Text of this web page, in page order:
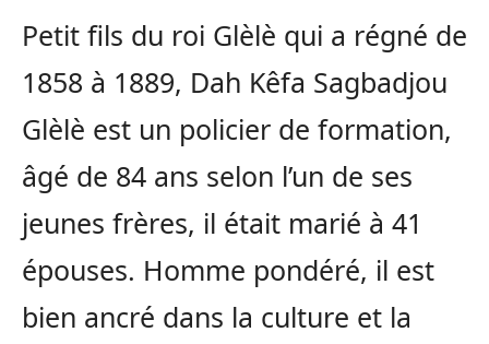
Petit fils du roi Glèlè qui a régné de
1858 à 1889, Dah Kêfa Sagbadjou
Glèlè est un policier de formation,
âgé de 84 ans selon l’un de ses
jeunes frères, il était marié à 41
épouses. Homme pondéré, il est
bien ancré dans la culture et la